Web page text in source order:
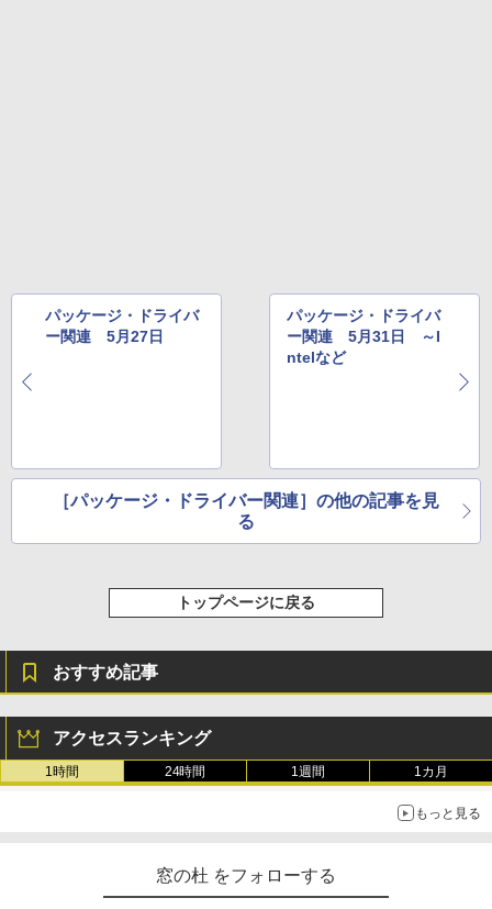
パッケージ・ドライバ
ー関連 5月27日
パッケージ・ドライバ
ー関連 5月31日 ～I
ntelなど
［パッケージ・ドライバー関連］の他の記事を見
る
トップページに戻る
おすすめ記事
アクセスランキング
1時間 24時間 1週間 1カ月
もっと見る
窓の杜 をフォローする